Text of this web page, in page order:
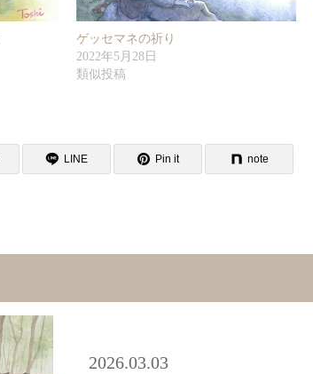
ゲッセマネの祈り
2022年5月28日
類似投稿
LINE Pin it note
2026.03.03